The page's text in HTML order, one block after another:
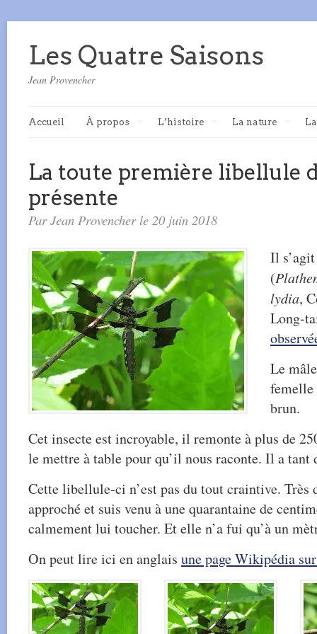
Les Quatre Saisons
Jean Provencher
Accueil À propos L’histoire La nature
La toute première libellule
présente
Par Jean Provencher le 20 juin 2018
Il
(
lydia,
Long-
Le
femelle
brun.
Cet insecte est incroyable, il remonte à plus de
le mettre à table pour qu’il nous raconte. Il a tant
Cette libellule-ci n’est pas du tout craintive. Très
approché et suis venu à une quarantaine de
calmement lui toucher. Et elle n’a fui qu’à un
On peut lire ici en anglais une page Wikipédia